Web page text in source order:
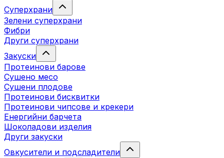
Суперхрани
Зелени суперхрани
Фибри
Други суперхрани
3акуски
Протеинови бaрове
Сушено месо
Сушени плодове
Протеинови бисквитки
Протеинови чипсове и крекери
Енергийни барчета
Шоколадови изделия
Други закуски
Овкусители и подсладители